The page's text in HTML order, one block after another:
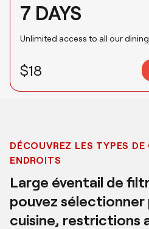
7 DAYS
Unlimited access to all our
$18
DÉCOUVREZ LES TYPES
ENDROITS
Large éventail de
pouvez sélectionner
cuisine, restrictions